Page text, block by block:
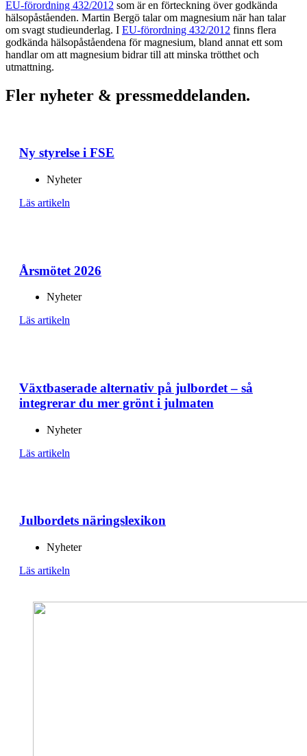
EU-förordning 432/2012 som är en förteckning över godkända
hälsopåståenden. Martin Bergö talar om magnesium när han talar
om svagt studieunderlag. I EU-förordning 432/2012 finns flera
godkända hälsopåståendena för magnesium, bland annat ett som
handlar om att magnesium bidrar till att minska trötthet och
utmattning.
Fler nyheter & pressmeddelanden.
Ny styrelse i FSE
Nyheter
Läs artikeln
Årsmötet 2026
Nyheter
Läs artikeln
Växtbaserade alternativ på julbordet – så
integrerar du mer grönt i julmaten
Nyheter
Läs artikeln
Julbordets näringslexikon
Nyheter
Läs artikeln